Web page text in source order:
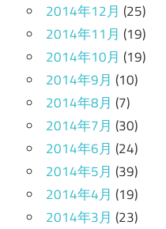
2014年12月 (25)
2014年11月 (19)
2014年10月 (19)
2014年9月 (10)
2014年8月 (7)
2014年7月 (30)
2014年6月 (24)
2014年5月 (39)
2014年4月 (19)
2014年3月 (23)